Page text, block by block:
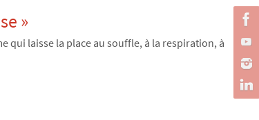
»
qui laisse la place au souffle, à la respiration, à